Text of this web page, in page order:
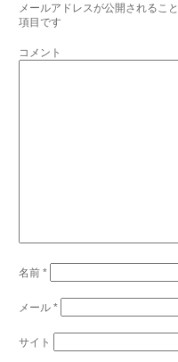
メールアドレスが公開されるこ
項目です
コメント
名前*
メール*
サイト